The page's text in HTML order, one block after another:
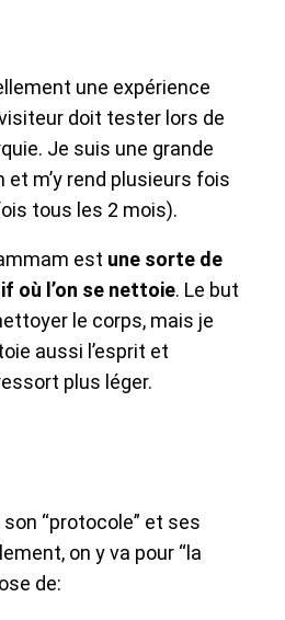
une expérience
doit tester lors de
Je suis une grande
m’y rend plusieurs fois
tous les 2 mois).
est une sorte de
où l’on se nettoie. Le but
le corps, mais je
aussi l’esprit et
plus léger.
“protocole” et ses
on y va pour “la
de: